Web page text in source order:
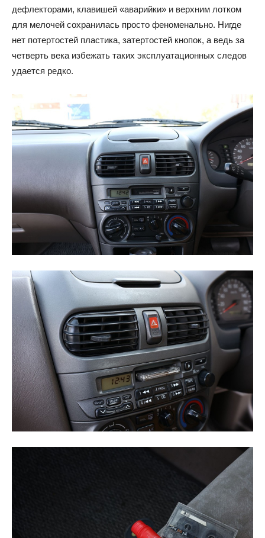
дефлекторами, клавишей «аварийки» и верхним лотком
для мелочей сохранилась просто феноменально. Нигде
нет потертостей пластика, затертостей кнопок, а ведь за
четверть века избежать таких эксплуатационных следов
удается редко.